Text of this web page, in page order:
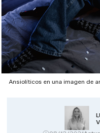
Ansiolíticos en una imagen de